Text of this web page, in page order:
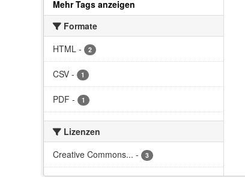
Mehr Tags anzeigen
Formate
HTML - 2
CSV - 1
PDF - 1
Lizenzen
Creative Commons... - 3